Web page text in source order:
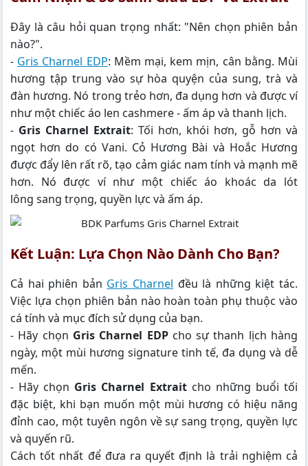
Đây là câu hỏi quan trọng nhất: "Nên chọn phiên bản
nào?".
- Gris Charnel EDP: Mềm mại, kem mịn, cân bằng. Mùi
hương tập trung vào sự hòa quyện của sung, trà và
đàn hương. Nó trong trẻo hơn, đa dụng hơn và được ví
như một chiếc áo len cashmere - ấm áp và thanh lịch.
- Gris Charnel Extrait: Tối hơn, khói hơn, gỗ hơn và
ngọt hơn do có Vani. Cỏ Hương Bài và Hoắc Hương
được đẩy lên rất rõ, tạo cảm giác nam tính và mạnh mẽ
hơn. Nó được ví như một chiếc áo khoác da lót
lông sang trọng, quyền lực và ấm áp.
Kết Luận: Lựa Chọn Nào Dành Cho Bạn?
Cả hai phiên bản Gris Charnel đều là những kiệt tác.
Việc lựa chọn phiên bản nào hoàn toàn phụ thuộc vào
cá tính và mục đích sử dụng của bạn.
- Hãy chọn Gris Charnel EDPcho sự thanh lịch hàng
ngày, một mùi hương signature tinh tế, đa dụng và dễ
mến.
- Hãy chọn Gris Charnel Extraitcho những buổi tối
đặc biệt, khi bạn muốn một mùi hương có hiệu năng
đỉnh cao, một tuyên ngôn về sự sang trọng, quyền lực
và quyến rũ.
Cách tốt nhất để đưa ra quyết định là trải nghiệm cả